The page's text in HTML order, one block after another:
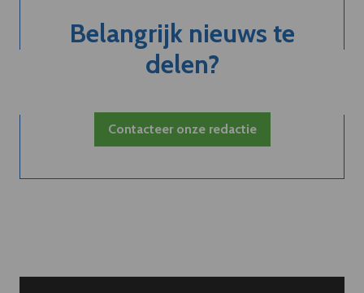
Belangrijk nieuws te
delen?
Contacteer onze redactie